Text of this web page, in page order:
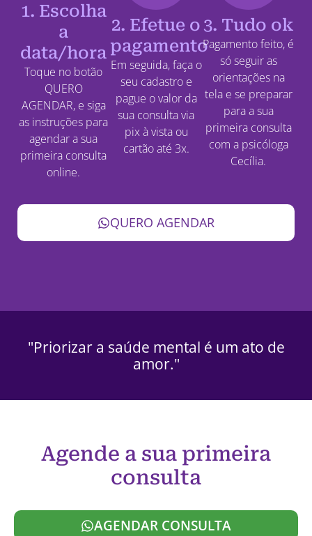
1. Escolha
a
data/hora
Toque no botão
QUERO
AGENDAR, e siga
as instruções para
agendar a sua
primeira consulta
online.
2. Efetue o
pagamento
Em seguida, faça o
seu cadastro e
pague o valor da
sua consulta via
pix à vista ou
cartão até 3x.
3. Tudo ok
Pagamento feito, é
só seguir as
orientações na
tela e se preparar
para a sua
primeira consulta
com a psicóloga
Cecília.
QUERO AGENDAR
"Priorizar a saúde mental é um ato de
amor."
Agende a sua primeira
consulta
AGENDAR CONSULTA